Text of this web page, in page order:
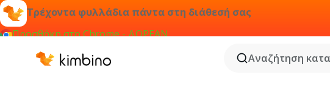
Τρέχοντα φυλλάδια πάντα στη διάθεσή σας
Προσθήκη στο Chrome - ΔΩΡΕΑΝ
Αναζήτηση